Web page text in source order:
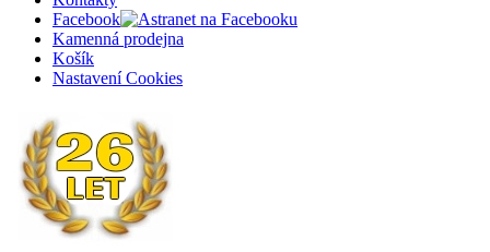
Facebook
Kamenná prodejna
Košík
Nastavení Cookies